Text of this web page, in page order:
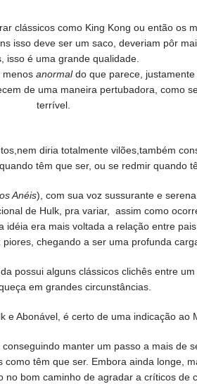
clássicos como King Kong ou então os
isso deve ser um saco, deveriam pôr
isso é uma grande qualidade.
menos anormaldo que parece,
de uma maneira pertubadora, como
terrível.
diria totalmente vilões,também
têm que ser, ou se redmir quando
Anéis), com sua voz sussurante e
de Hulk, pra variar, assim como
era mais voltada a relação entre
chegando a ser uma profunda
possui alguns clássicos clichês entre
em grandes circunstâncias.
e Abonável, é certo de uma indicação ao
manter um passo a mais de
têm que ser. Embora ainda longe,
no bom caminho de agradar a críticos de